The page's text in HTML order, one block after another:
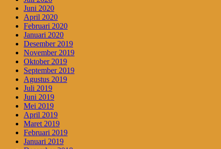
Juni 2020
April 2020
Februari 2020
Januari 2020
Desember 2019
November 2019
Oktober 2019
September 2019
Agustus 2019
Juli 2019
Juni 2019
Mei 2019
April 2019
Maret 2019
Februari 2019
Januari 2019